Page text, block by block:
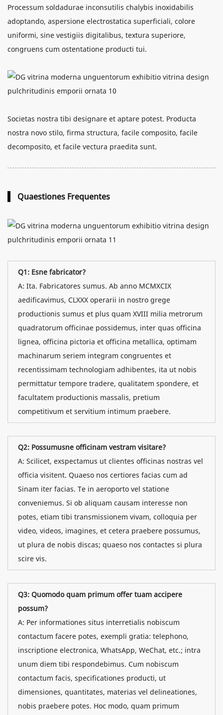
Processum soldadurae inconsutilis chalybis inoxidabilis
adoptando, aspersione electrostatica superficiali, colore
uniformi, sine vestigiis digitalibus, textura superiore,
congruens cum ostentatione producti tui.
Societas nostra tibi designare et aptare potest. Producta
nostra novo stilo, firma structura, facile composito, facile
decomposito, et facile vectura praedita sunt.
Quaestiones Frequentes
Q1: Esne fabricator?
A: Ita. Fabricatores sumus. Ab anno MCMXCIX
aedificavimus, CLXXX operarii in nostro grege
productionis sumus et plus quam XVIII milia metrorum
quadratorum officinae possidemus, inter quas officina
lignea, officina pictoria et officina metallica, optimam
machinarum seriem integram congruentes et
recentissimam technologiam adhibentes, ita ut nobis
permittatur tempore tradere, qualitatem spondere, et
facultatem productionis massalis, pretium
competitivum et servitium intimum praebere.
Q2: Possumusne officinam vestram visitare?
A: Scilicet, exspectamus ut clientes officinas nostras vel
officia visitent. Quaeso nos certiores facias cum ad
Sinam iter facias. Te in aeroporto vel statione
conveniemus. Si ob aliquam causam interesse non
potes, etiam tibi transmissionem vivam, colloquia per
video, videos, imagines, et cetera praebere possumus,
ut plura de nobis discas; quaeso nos contactes si plura
scire vis.
Q3: Quomodo quam primum offer tuam accipere
possum?
A: Per informationes situs interretialis nobiscum
contactum facere potes, exempli gratia: telephono,
inscriptione electronica, WhatsApp, WeChat, etc.; intra
unum diem tibi respondebimus. Cum nobiscum
contactum facis, specificationes producti, ut
dimensiones, quantitates, materias vel delineationes,
nobis praebere potes. Hoc modo, quam primum